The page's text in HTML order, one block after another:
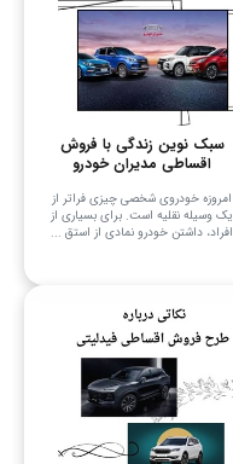
سبک نوین زندگی با فروش
اقساطی مدیران خودرو
امروزه خودروی شخصی چیزی فراتر از
یک وسیله نقلیه است. برای بسیاری از
افراد، داشتن خودرو نمادی از استق ...